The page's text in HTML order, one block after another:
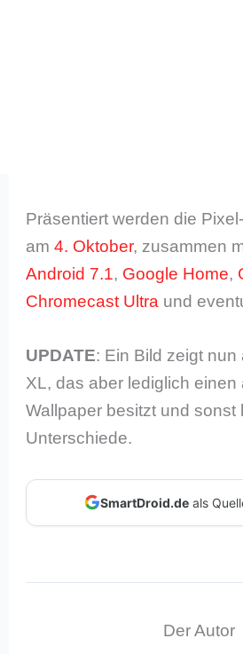
Präsentiert werden die
am4. Oktober, zusammen
Android 7.1, Google Home,
Chromecast Ultra und
UPDATE: Ein Bild zeigt nun
XL, das aber lediglich einen
Wallpaper besitzt und sonst
Unterschiede.
SmartDroid.deals
Der Autor